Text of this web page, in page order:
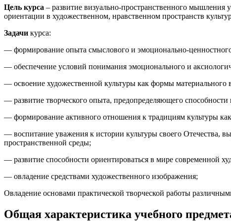
Цель курса – развитие визуально-пространственного
ориентации в художественном, нравственном пространств
Задачи курса:
— формирование опыта смыслового и эмоционально-
— обеспечение условий понимания эмоционального и
— освоение художественной культуры как формы
— развитие творческого опыта, предопределяющего
— формирование активного отношения к традициям культуры
— воспитание уважения к истории культуры своего Отечества,
пространственной среды;
— развитие способности ориентироваться в мире современной
— овладение средствами художественного изображения;
Овладение основами практической творческой работы
Общая характеристика учебного